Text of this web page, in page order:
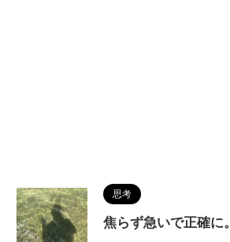
思考
焦らず急いで正確に。